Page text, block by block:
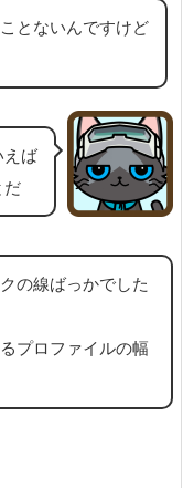
とないんですけど
えば
だ
の線ばっかでした
プロファイルの幅